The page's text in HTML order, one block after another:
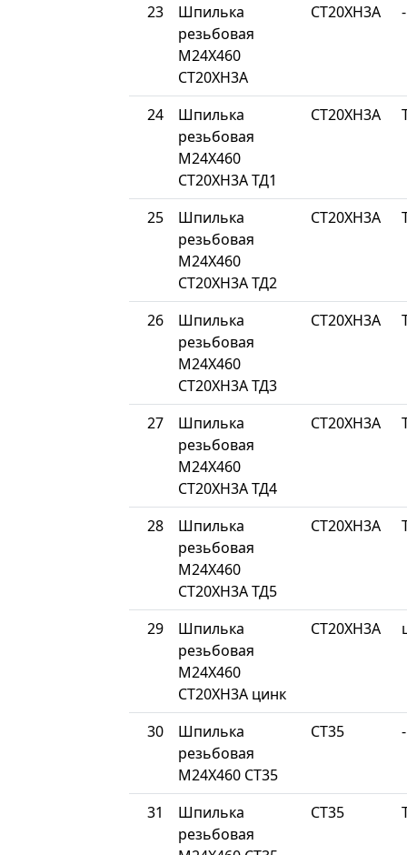
23
Шпилька
резьбовая
М24Х460
СТ20ХН3А
СТ20ХН3А -
24
Шпилька
резьбовая
М24Х460
СТ20ХН3А ТД1
СТ20ХН3А
25
Шпилька
резьбовая
М24Х460
СТ20ХН3А ТД2
СТ20ХН3А
26
Шпилька
резьбовая
М24Х460
СТ20ХН3А ТД3
СТ20ХН3А
27
Шпилька
резьбовая
М24Х460
СТ20ХН3А ТД4
СТ20ХН3А
28
Шпилька
резьбовая
М24Х460
СТ20ХН3А ТД5
СТ20ХН3А
29
Шпилька
резьбовая
М24Х460
СТ20ХН3А цинк
СТ20ХН3А
30
Шпилька
резьбовая
М24Х460 СТ35
СТ35 -
31
Шпилька
резьбовая
СТ35